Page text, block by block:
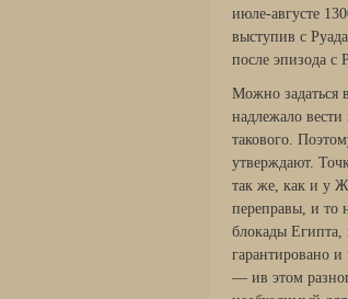
июле-августе
выступив с
после эпизода с
Можно задаться
надлежало
такового.
утверждают.
так же, как и у
переправы, и то
блокады Египта,
гарантировано и
— ив этом